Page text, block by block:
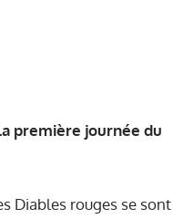
première journée du
Diables rouges se sont